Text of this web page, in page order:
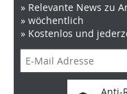
» Relevante News zu
» wöchentlich
» Kostenlos und